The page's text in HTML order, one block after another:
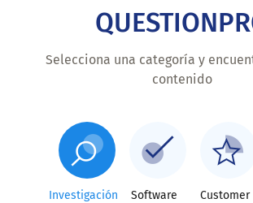
Selecciona una categoría y
contenido
Investigación
Software
Customer